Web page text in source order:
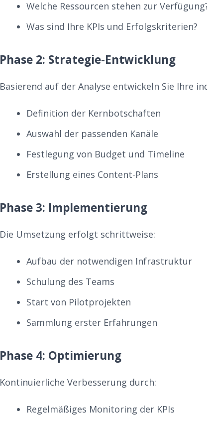
Welche Ressourcen stehen zur
Was sind Ihre KPIs und Erfolgskriterien?
Phase 2: Strategie-Entwicklung
Basierend auf der Analyse entwickeln Sie Ihre
Definition der Kernbotschaften
Auswahl der passenden Kanäle
Festlegung von Budget und Timeline
Erstellung eines Content-Plans
Phase 3: Implementierung
Die Umsetzung erfolgt schrittweise:
Aufbau der notwendigen Infrastruktur
Schulung des Teams
Start von Pilotprojekten
Sammlung erster Erfahrungen
Phase 4: Optimierung
Kontinuierliche Verbesserung durch:
Regelmäßiges Monitoring der KPIs